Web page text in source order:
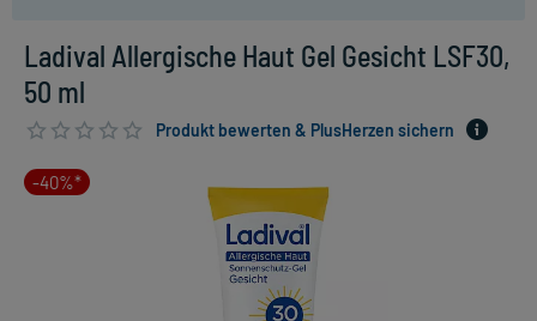
Ladival Allergische Haut Gel Gesicht LSF30,
50 ml
Produkt bewerten & PlusHerzen sichern
-40%*